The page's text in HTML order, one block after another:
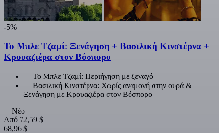
-5%
Το Μπλε Τζαμί: Ξενάγηση + Βασιλική Κινστέρνα +
Κρουαζιέρα στον Βόσπορο
Το Μπλε Τζαμί: Περιήγηση με ξεναγό
Βασιλική Κινστέρνα: Χωρίς αναμονή στην ουρά &
Ξενάγηση με Κρουαζιέρα στον Βόσπορο
Νέο
Από 72,59 $
68,96 $